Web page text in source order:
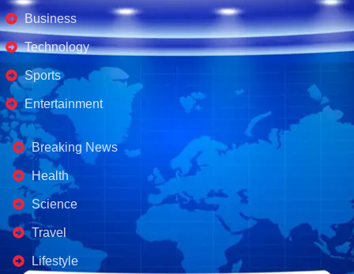
Business
Technology
Sports
Entertainment
Business's
Breaking News
Health
Science
Travel
Lifestyle